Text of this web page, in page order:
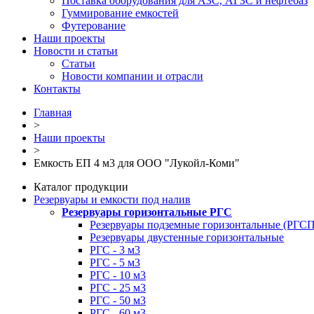
Гуммирование емкостей
Футерование
Наши проекты
Новости и статьи
Статьи
Новости компании и отрасли
Контакты
Главная
>
Наши проекты
>
Емкость ЕП 4 м3 для ООО "Лукойл-Коми"
Каталог продукции
Резервуары и емкости под налив
Резервуары горизонтальные РГС
Резервуары подземные горизонтальные
Резервуары двустенные горизонтальные
РГС - 3 м3
РГС - 5 м3
РГС - 10 м3
РГС - 25 м3
РГС - 50 м3